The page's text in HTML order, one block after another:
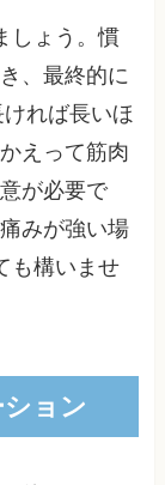
しょう。慣
、最終的に
れば長いほ
えって筋肉
が必要で
みが強い場
も構いませ
ョン